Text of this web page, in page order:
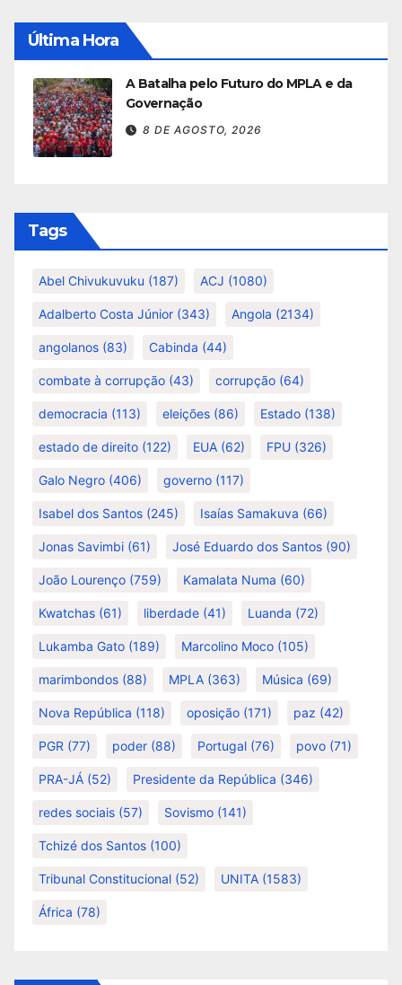
Última Hora
A Batalha pelo Futuro do MPLA e da
Governação
8 DE AGOSTO, 2026
Tags
Abel Chivukuvuku (187) ACJ (1080)
Adalberto Costa Júnior (343) Angola (2134)
angolanos (83) Cabinda (44)
combate à corrupção (43) corrupção (64)
democracia (113) eleições (86) Estado (138)
estado de direito (122) EUA (62) FPU (326)
Galo Negro (406) governo (117)
Isabel dos Santos (245) Isaías Samakuva (66)
Jonas Savimbi (61) José Eduardo dos Santos (90)
João Lourenço (759) Kamalata Numa (60)
Kwatchas (61) liberdade (41) Luanda (72)
Lukamba Gato (189) Marcolino Moco (105)
marimbondos (88) MPLA (363) Música (69)
Nova República (118) oposição (171) paz (42)
PGR (77) poder (88) Portugal (76) povo (71)
PRA-JÁ (52) Presidente da República (346)
redes sociais (57) Sovismo (141)
Tchizé dos Santos (100)
Tribunal Constitucional (52) UNITA (1583)
África (78)